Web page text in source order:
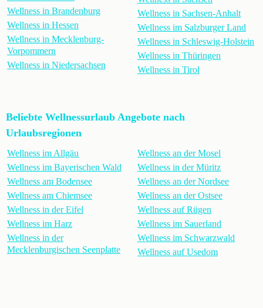
Wellness in Brandenburg
Wellness in Hessen
Wellness in Mecklenburg-
Vorpommern
Wellness in Niedersachsen
Wellness in Sachsen-Anhalt
Wellness im Salzburger Land
Wellness in Schleswig-Holstein
Wellness in Thüringen
Wellness in Tirol
Beliebte Wellnessurlaub Angebote nach
Urlaubsregionen
Wellness im Allgäu
Wellness im Bayerischen Wald
Wellness am Bodensee
Wellness am Chiemsee
Wellness in der Eifel
Wellness im Harz
Wellness in der
Mecklenburgischen Seenplatte
Wellness an der Mosel
Wellness in der Müritz
Wellness an der Nordsee
Wellness an der Ostsee
Wellness auf Rügen
Wellness im Sauerland
Wellness im Schwarzwald
Wellness auf Usedom